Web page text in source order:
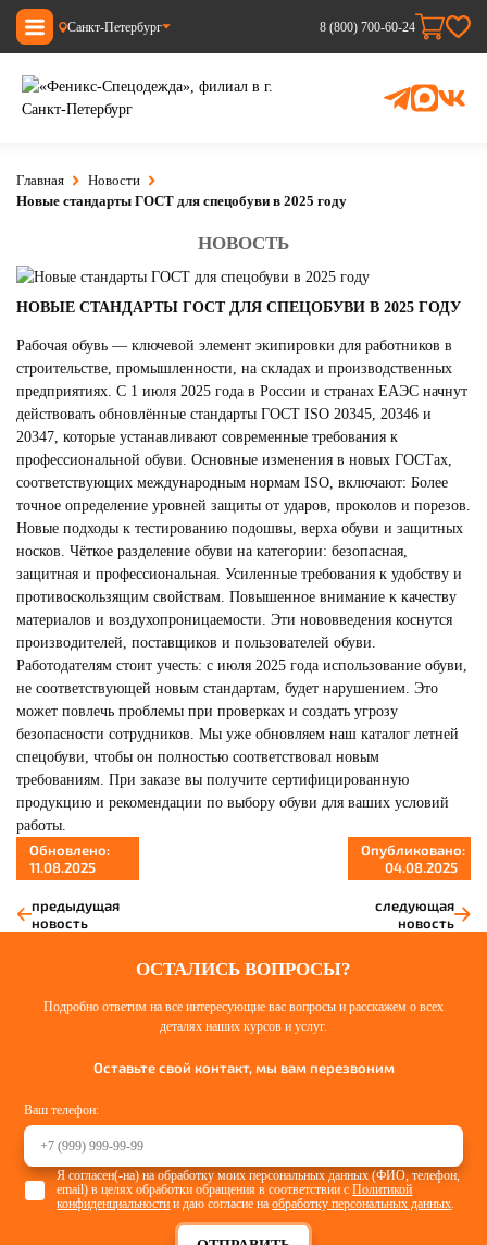
Санкт-Петербург 8 (800) 700-60-24
Главная
Новости
Новые стандарты ГОСТ для спецобуви в 2025 году
НОВОСТЬ
НОВЫЕ СТАНДАРТЫ ГОСТ ДЛЯ СПЕЦОБУВИ В 2025 ГОДУ
Рабочая обувь — ключевой элемент экипировки для работников в
строительстве, промышленности, на складах и производственных
предприятиях. С 1 июля 2025 года в России и странах ЕАЭС начнут
действовать обновлённые стандарты ГОСТ ISO 20345, 20346 и
20347, которые устанавливают современные требования к
профессиональной обуви. Основные изменения в новых ГОСТах,
соответствующих международным нормам ISO, включают: Более
точное определение уровней защиты от ударов, проколов и порезов.
Новые подходы к тестированию подошвы, верха обуви и защитных
носков. Чёткое разделение обуви на категории: безопасная,
защитная и профессиональная. Усиленные требования к удобству и
противоскользящим свойствам. Повышенное внимание к качеству
материалов и воздухопроницаемости. Эти нововведения коснутся
производителей, поставщиков и пользователей обуви.
Работодателям стоит учесть: с июля 2025 года использование обуви,
не соответствующей новым стандартам, будет нарушением. Это
может повлечь проблемы при проверках и создать угрозу
безопасности сотрудников. Мы уже обновляем наш каталог летней
спецобуви, чтобы он полностью соответствовал новым
требованиям. При заказе вы получите сертифицированную
продукцию и рекомендации по выбору обуви для ваших условий
работы.
Обновлено:
11.08.2025
Опубликовано:
04.08.2025
предыдущая
новость
следующая
новость
ОСТАЛИСЬ ВОПРОСЫ?
Подробно ответим на все интересующие вас вопросы и расскажем о всех
деталях наших курсов и услуг.
Оставьте свой контакт, мы вам перезвоним
Ваш телефон:
Я согласен(-на) на обработку моих персональных данных (ФИО, телефон,
email) в целях обработки обращения в соответствии сПолитикой
конфиденциальности и даю согласие наобработку персональных данных.